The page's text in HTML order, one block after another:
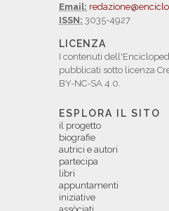
Email:
ISSN: 3035-4927
LICENZA
I contenuti
pubblicati sotto licenza
BY-NC-SA 4.0.
ESPLORA IL SITO
il progetto
biografie
autrici e autori
partecipa
libri
appuntamenti
iniziative
assòciati